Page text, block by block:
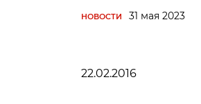
НОВОСТИ 31 мая 2023
22.02.2016